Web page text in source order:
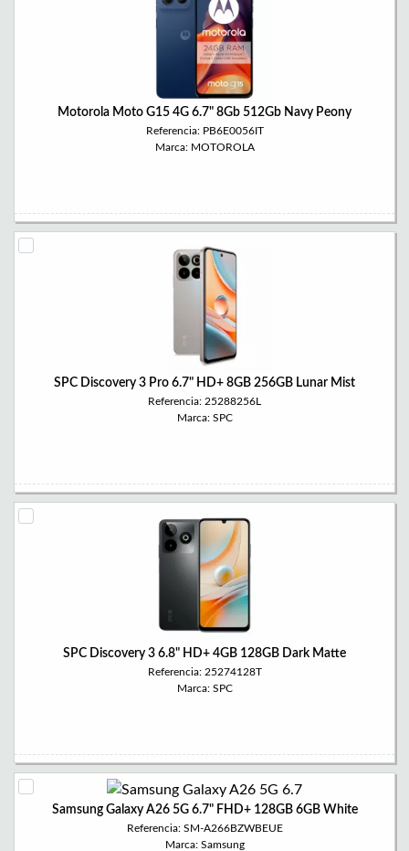
Motorola Moto G15 4G 6.7" 8Gb 512Gb Navy Peony
Referencia: PB6E0056IT
Marca: MOTOROLA
SPC Discovery 3 Pro 6.7" HD+ 8GB 256GB Lunar Mist
Referencia: 25288256L
Marca: SPC
SPC Discovery 3 6.8" HD+ 4GB 128GB Dark Matte
Referencia: 25274128T
Marca: SPC
Samsung Galaxy A26 5G 6.7" FHD+ 128GB 6GB White
Referencia: SM-A266BZWBEUE
Marca: Samsung